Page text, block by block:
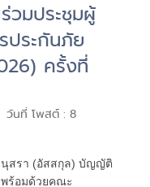
วมประชุมผู้
ประกันภัย
ครั้งที่
นที่ โพสต์ : 8
นุสรา (อัสสกุล) บัญญัติ
ร้อมด้วยคณะ